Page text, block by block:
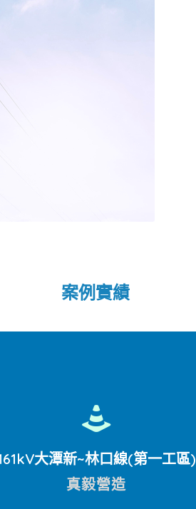
案例實績
大潭新~林口線(第一工區)
真毅營造